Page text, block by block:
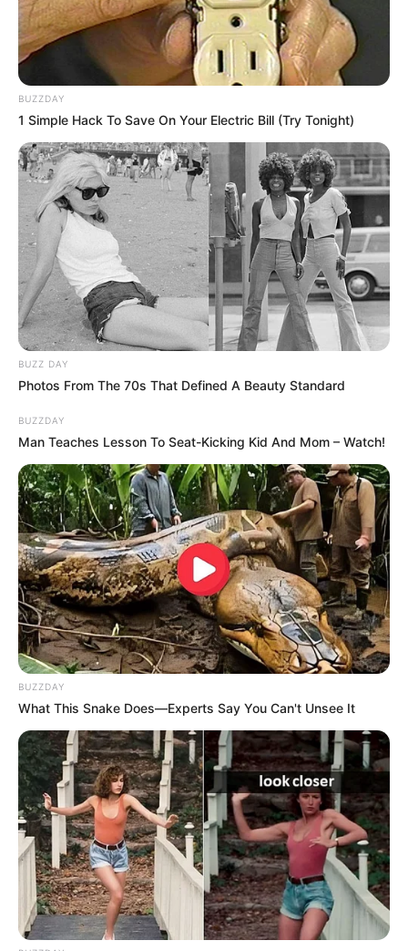
BUZZDAY
1 Simple Hack To Save On Your Electric Bill (Try Tonight)
BUZZ DAY
Photos From The 70s That Defined A Beauty Standard
BUZZDAY
Man Teaches Lesson To Seat-Kicking Kid And Mom – Watch!
BUZZDAY
What This Snake Does—Experts Say You Can't Unsee It